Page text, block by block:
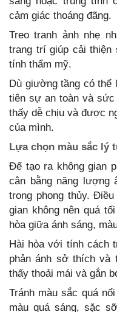
cảm giác thoáng đãng.
Treo tranh ảnh nhẹ
trang trí giúp cải thiện
tính thẩm mỹ.
Dù giường tầng có thể
tiên sự an toàn và
thấy dễ chịu và được
của mình.
Lựa chọn màu sắc lý
Để tạo ra không gian
cân bằng năng lượng
trong phong thủy.
gian không nên quá
hòa giữa ánh sáng,
Hài hòa với tính cách
phản ánh sở thích và
thấy thoải mái và gắn
Tránh màu sắc quá
màu quá sáng, sặc